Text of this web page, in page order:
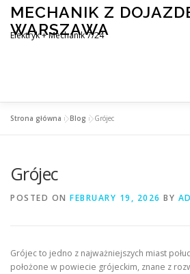
Skip
content
MECHANIK Z
WARSZAWA
Elektryk + Mechanik 7/24
ELEKTRYK SAMOCHODOWY
Strona główna »Blog »Grójec
Grójec
POSTED ON FEBRUARY 19, 2026 BY
Grójec to jedno z najważniejszych miast
położone w powiecie grójeckim, znane z